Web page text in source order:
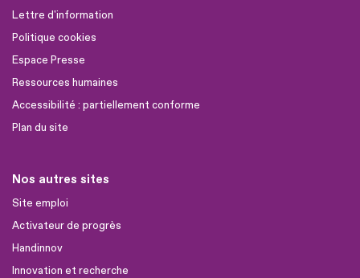
Lettre d'information
Politique cookies
Espace Presse
Ressources humaines
Accessibilité : partiellement conforme
Plan du site
Nos autres sites
Site emploi
Activateur de progrès
Handinnov
Innovation et recherche